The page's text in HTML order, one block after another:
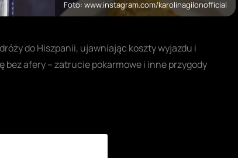
Foto: www.instagram.com/karolinagilonofficial
do Hiszpanii, ujawniając koszty wyjazdu i
bez afery – zatrucie pokarmowe i inne przygody